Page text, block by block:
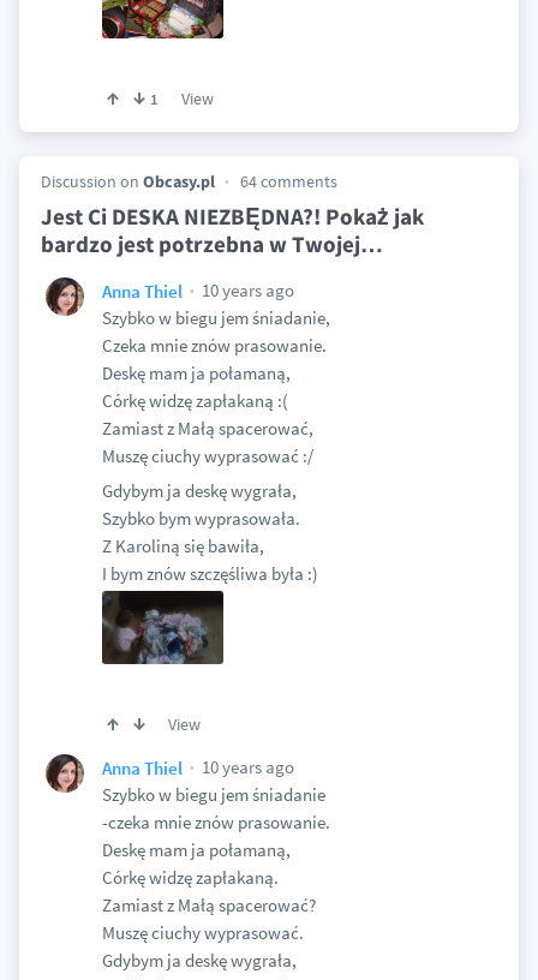
1 View
Discussion on Obcasy.pl 64 comments
Jest Ci DESKA NIEZBĘDNA?! Pokaż jak
bardzo jest potrzebna w Twojej…
Anna Thiel
10 years ago
Szybko w biegu jem śniadanie,
Czeka mnie znów prasowanie.
Deskę mam ja połamaną,
Córkę widzę zapłakaną :(
Zamiast z Małą spacerować,
Muszę ciuchy wyprasować :/
Gdybym ja deskę wygrała,
Szybko bym wyprasowała.
Z Karoliną się bawiła,
I bym znów szczęśliwa była :)
View
Anna Thiel
10 years ago
Szybko w biegu jem śniadanie
-czeka mnie znów prasowanie.
Deskę mam ja połamaną,
Córkę widzę zapłakaną.
Zamiast z Małą spacerować?
Muszę ciuchy wyprasować.
Gdybym ja deskę wygrała,